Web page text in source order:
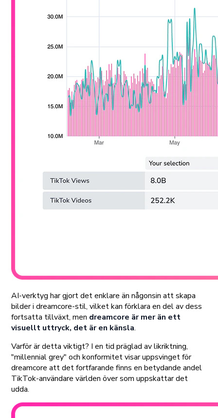
AI-verktyg har gjort det enklare än någonsin att skapa
bilder i dreamcore-stil, vilket kan förklara en del av dess
fortsatta tillväxt, men dreamcore är mer än ett
visuellt uttryck, det är en känsla.
Varför är detta viktigt? I en tid präglad av likriktning,
"millennial grey" och konformitet visar uppsvinget för
dreamcore att det fortfarande finns en betydande andel
TikTok-användare världen över som uppskattar det
udda.